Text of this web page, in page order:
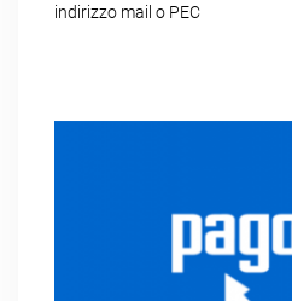
indirizzo mail o PEC